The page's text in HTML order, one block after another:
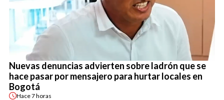
Nuevas denuncias advierten sobre ladrón que se
hace pasar por mensajero para hurtar locales en
Bogotá
Hace7 horas